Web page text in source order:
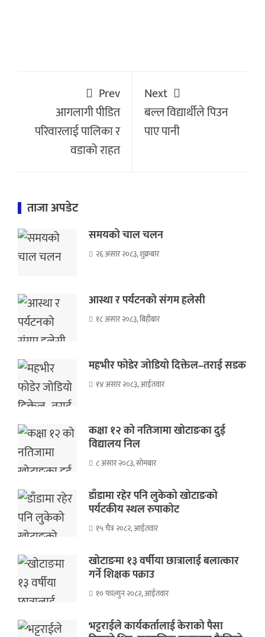
Prev
आगलागी पीडित
परिवारलाई पालिका र
वडाको राहत
Next
बल्ल विद्यार्थीले पिउन
पाए पानी
ताजा अपडेट
समयको चाल चलन
२६ असार २०८३, शुक्रबार
आस्था र पर्यटनको संगम हलेसी
१८ असार २०८३, बिहीबार
महभीर फोडेर जोडियो दिक्तेल–तराई सडक
१४ असार २०८३, आईतवार
कक्षा १२ को नतिजामा खोटाङका दुई
विद्यालय निल
८ असार २०८३, सोमबार
डाँडामा रहेर पनि लुकेको खोटाङको
पर्यटकीय स्थल रुपाकोट
१५ चैत्र २०८२, आईतवार
खोटाङमा १३ वर्षीया छात्रालाई बलात्कार
गर्ने शिक्षक पक्राउ
१० फाल्गुन २०८२, आईतवार
भट्टराईले कार्यकर्तालाई केराको पैसा